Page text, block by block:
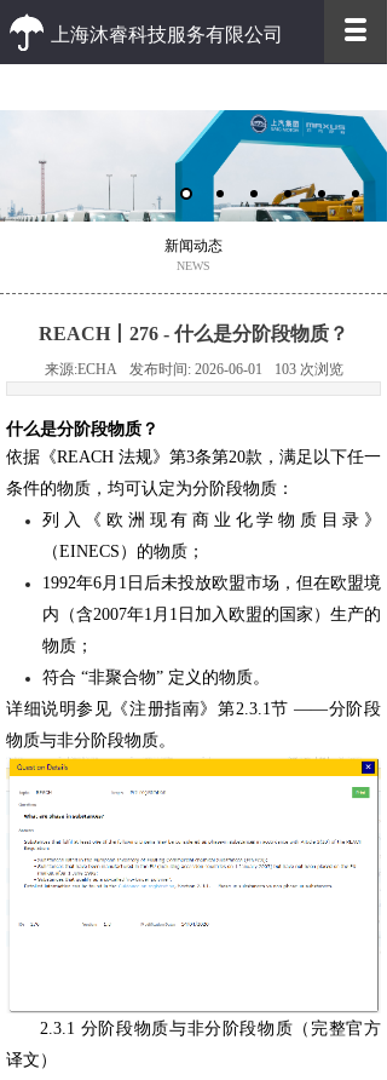
上海沐睿科技服务有限公司
优质的客户服务 高效的办事效率
新闻动态
NEWS
REACH丨276 - 什么是分阶段物质？
来源:ECHA 发布时间: 2026-06-01 103 次浏览
什么是分阶段物质？
依据《REACH 法规》第3条第20款，满足以下任一
条件的物质，均可认定为分阶段物质：
列入《欧洲现有商业化学物质目录》
（EINECS）的物质；
1992年6月1日后未投放欧盟市场，但在欧盟境
内（含2007年1月1日加入欧盟的国家）生产的
物质；
符合 “非聚合物” 定义的物质。
详细说明参见《注册指南》第2.3.1节 ——分阶段
物质与非分阶段物质。
2.3.1 分阶段物质与非分阶段物质（完整官方
译文）